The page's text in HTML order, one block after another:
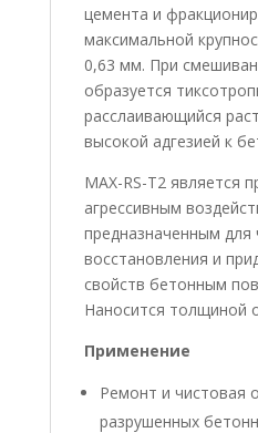
цемента и
максимальной
0,63 мм. При
образуется
расслаивающийся
высокой адгезией к
MAX-RS-T2 является
агрессивным
предназначенным для
восстановления и
свойств бетонным
Наносится толщиной
Применение
Ремонт и чистовая
разрушенных